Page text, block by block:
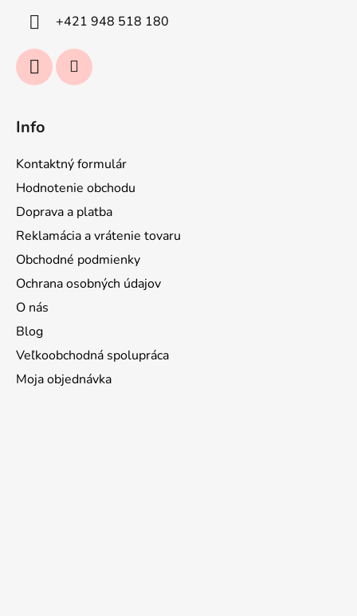
+421 948 518 180
Info
Kontaktný formulár
Hodnotenie obchodu
Doprava a platba
Reklamácia a vrátenie tovaru
Obchodné podmienky
Ochrana osobných údajov
O nás
Blog
Veľkoobchodná spolupráca
Moja objednávka